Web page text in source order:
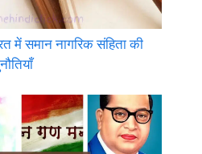
में समान नागरिक संहिता की